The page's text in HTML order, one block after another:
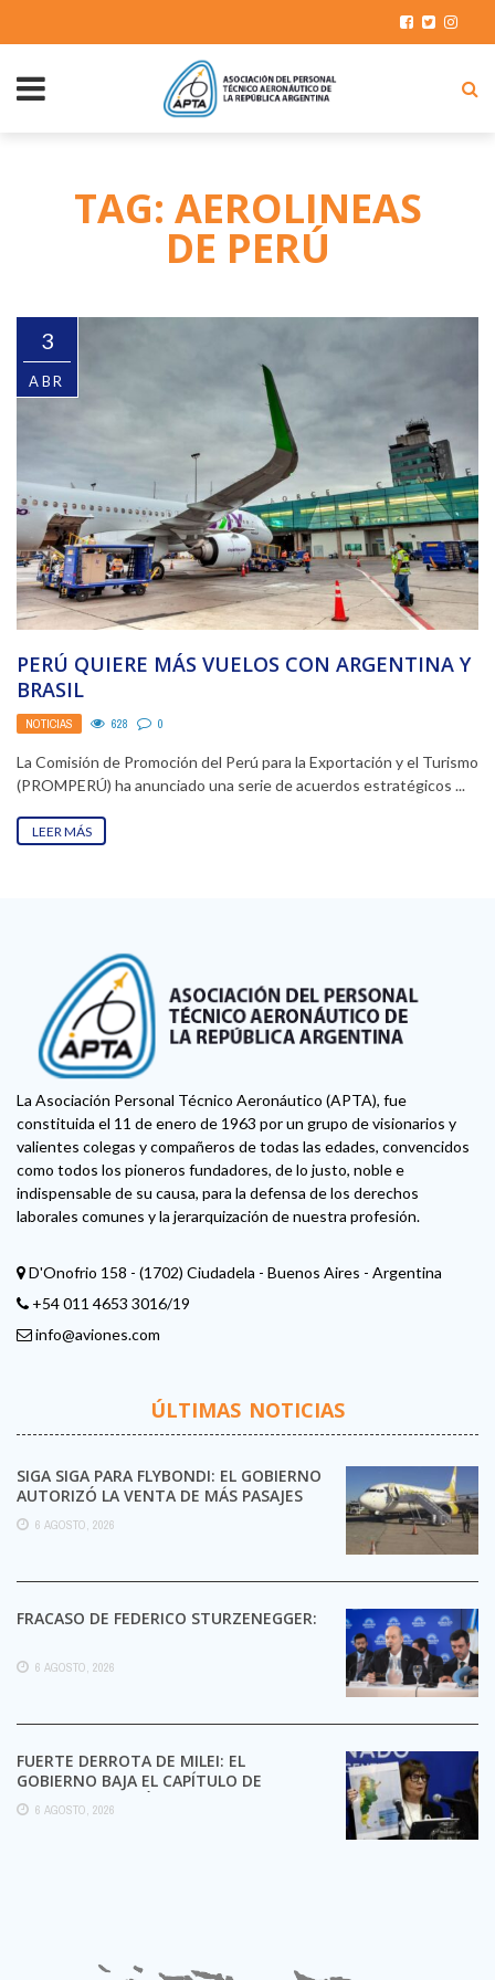
TAG: AEROLINEAS
DE PERÚ
3
ABR
PERÚ QUIERE MÁS VUELOS CON ARGENTINA Y
BRASIL
NOTICIAS 628 0
La Comisión de Promoción del Perú para la Exportación y el Turismo
(PROMPERÚ) ha anunciado una serie de acuerdos estratégicos ...
LEER MÁS
La Asociación Personal Técnico Aeronáutico (APTA), fue
constituida el 11 de enero de 1963 por un grupo de visionarios y
valientes colegas y compañeros de todas las edades, convencidos
como todos los pioneros fundadores, de lo justo, noble e
indispensable de su causa, para la defensa de los derechos
laborales comunes y la jerarquización de nuestra profesión.
D'Onofrio 158 - (1702) Ciudadela - Buenos Aires - Argentina
+54 011 4653 3016/19
info@aviones.com
ÚLTIMAS NOTICIAS
SIGA SIGA PARA FLYBONDI: EL GOBIERNO
AUTORIZÓ LA VENTA DE MÁS PASAJES
6 AGOSTO, 2026
FRACASO DE FEDERICO STURZENEGGER:
6 AGOSTO, 2026
FUERTE DERROTA DE MILEI: EL
GOBIERNO BAJA EL CAPÍTULO DE
EXTRANJERIZACIÓN DE TIERRAS
6 AGOSTO, 2026